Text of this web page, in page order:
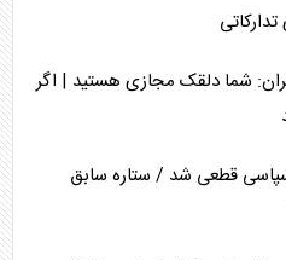
شما دلقک مجازی هستید | اگر
قطعی شد / ستاره سابق